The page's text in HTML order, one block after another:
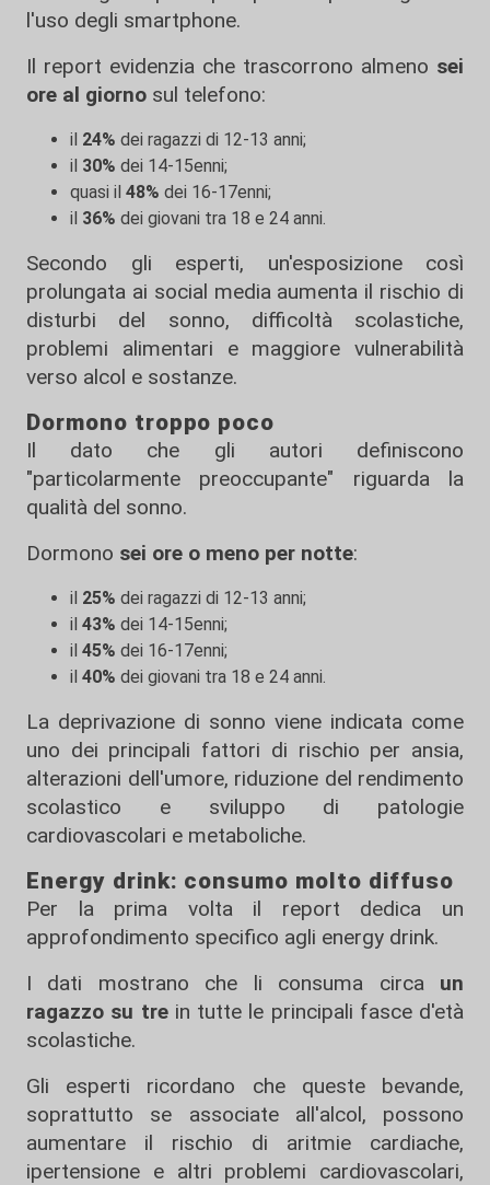
l'uso degli smartphone.
Il report evidenzia che trascorrono almeno sei
ore al giorno sul telefono:
il 24% dei ragazzi di 12-13 anni;
il 30% dei 14-15enni;
quasi il 48% dei 16-17enni;
il 36% dei giovani tra 18 e 24 anni.
Secondo gli esperti, un'esposizione così
prolungata ai social media aumenta il rischio di
disturbi del sonno, difficoltà scolastiche,
problemi alimentari e maggiore vulnerabilità
verso alcol e sostanze.
Dormono troppo poco
Il dato che gli autori definiscono
"particolarmente preoccupante" riguarda la
qualità del sonno.
Dormono sei ore o meno per notte:
il 25% dei ragazzi di 12-13 anni;
il 43% dei 14-15enni;
il 45% dei 16-17enni;
il 40% dei giovani tra 18 e 24 anni.
La deprivazione di sonno viene indicata come
uno dei principali fattori di rischio per ansia,
alterazioni dell'umore, riduzione del rendimento
scolastico e sviluppo di patologie
cardiovascolari e metaboliche.
Energy drink: consumo molto diffuso
Per la prima volta il report dedica un
approfondimento specifico agli energy drink.
I dati mostrano che li consuma circa un
ragazzo su trein tutte le principali fasce d'età
scolastiche.
Gli esperti ricordano che queste bevande,
soprattutto se associate all'alcol, possono
aumentare il rischio di aritmie cardiache,
ipertensione e altri problemi cardiovascolari,